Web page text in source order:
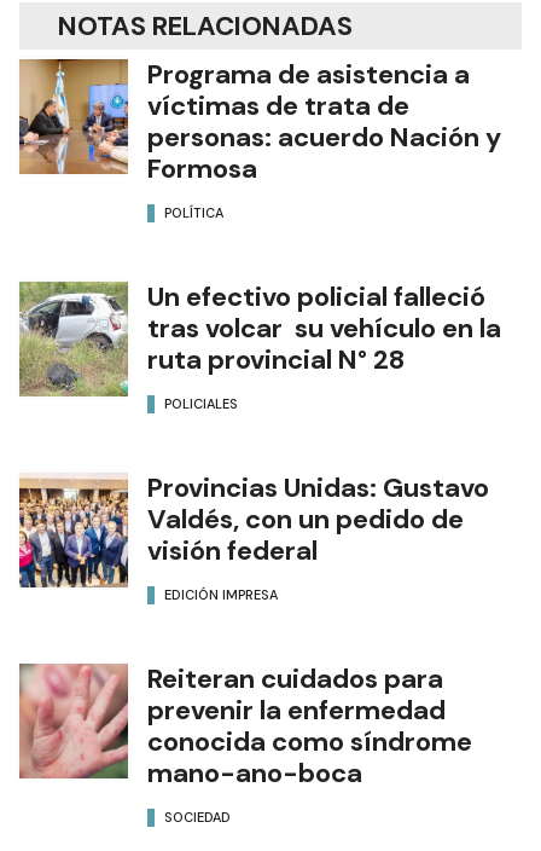
NOTAS RELACIONADAS
Programa de asistencia a
víctimas de trata de
personas: acuerdo Nación y
Formosa
POLÍTICA
Un efectivo policial falleció
tras volcar su vehículo en la
ruta provincial N° 28
POLICIALES
Provincias Unidas: Gustavo
Valdés, con un pedido de
visión federal
EDICIÓN IMPRESA
Reiteran cuidados para
prevenir la enfermedad
conocida como síndrome
mano-ano-boca
SOCIEDAD